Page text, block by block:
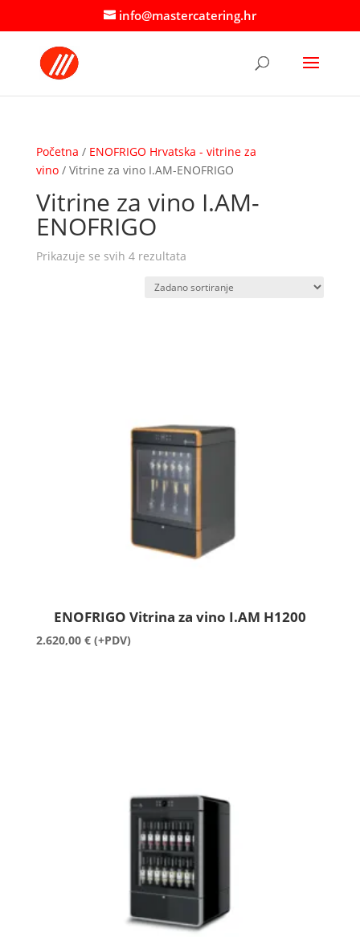
info@mastercatering.hr
Početna / ENOFRIGO Hrvatska - vitrine za
vino/ Vitrine za vino I.AM-ENOFRIGO
Vitrine za vino I.AM-
ENOFRIGO
Prikazuje se svih 4 rezultata
ENOFRIGO Vitrina za vino I.AM H1200
2.620,00 € (+PDV)